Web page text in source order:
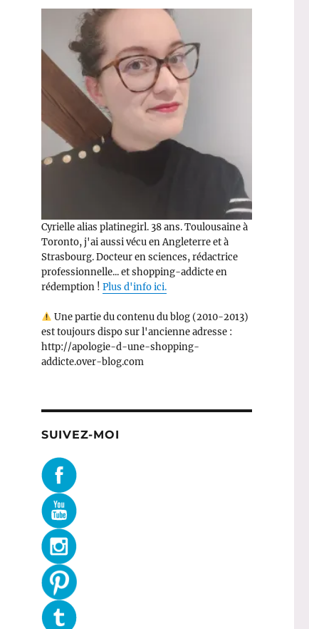
Cyrielle alias platinegirl. 38 ans. Toulousaine à
Toronto, j'ai aussi vécu en Angleterre et à
Strasbourg. Docteur en sciences, rédactrice
professionnelle... et shopping-addicte en
rédemption ! Plus d'info ici.
Une partie du contenu du blog (2010-2013)
est toujours dispo sur l'ancienne adresse :
http://apologie-d-une-shopping-
addicte.over-blog.com
SUIVEZ-MOI